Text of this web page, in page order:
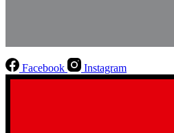
Facebook Instagram